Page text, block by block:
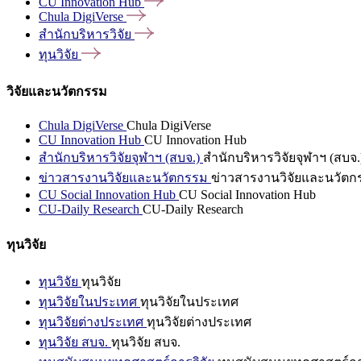
Chula DigiVerse
สำนักบริหารวิจัย
ทุนวิจัย
วิจัยและนวัตกรรม
Chula DigiVerse Chula DigiVerse
CU Innovation Hub CU Innovation Hub
สำนักบริหารวิจัยจุฬาฯ (สบจ.) สำนักบริหารวิจัยจุฬาฯ (สบจ
ข่าวสารงานวิจัยและนวัตกรรม ข่าวสารงานวิจัยและนวัตก
CU Social Innovation Hub CU Social Innovation Hub
CU-Daily Research CU-Daily Research
ทุนวิจัย
ทุนวิจัย ทุนวิจัย
ทุนวิจัยในประเทศ ทุนวิจัยในประเทศ
ทุนวิจัยต่างประเทศ ทุนวิจัยต่างประเทศ
ทุนวิจัย สบจ. ทุนวิจัย สบจ.